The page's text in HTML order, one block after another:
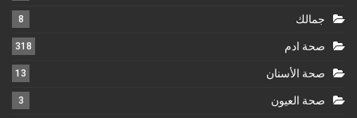
جمالك 8
صحة ادم 318
صحة الأسنان 13
صحة العيون 3